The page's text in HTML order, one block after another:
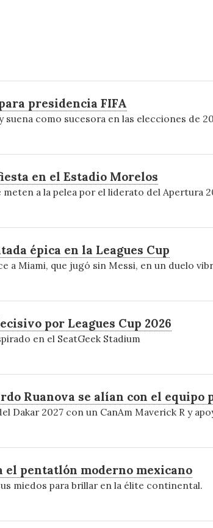
presidencia FIFA
como sucesora en las elecciones de
en el Estadio Morelos
a la pelea por el liderato del Apertura
épica en la Leagues Cup
Miami, que jugó sin Messi, en un duelo
por Leagues Cup 2026
en el SeatGeek Stadium
Ruanova se alían con el
Dakar 2027 con un CanAm Maverick R y
el pentatlón moderno mexicano
miedos para brillar en la élite continental.